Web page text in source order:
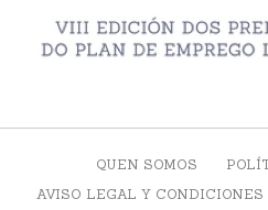
QUEN SOMOS
AVISO LEGAL Y CONDICIONES